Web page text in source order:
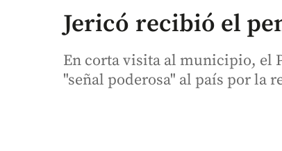
Jericó recibió el
En corta visita al municipio, el
"señal poderosa" al país por la